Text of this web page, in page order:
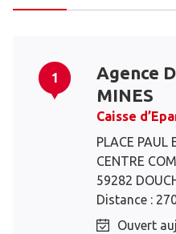
1
Agence
MINES
Caisse
PLACE PAUL
CENTRE
59282
Distance :
Ouvert